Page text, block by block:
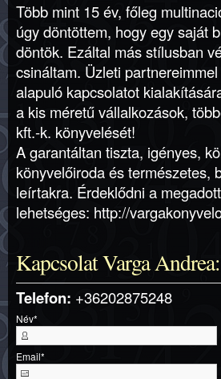
Több mint 15 év, főleg
úgy döntöttem, hogy egy saját
döntök. Ezáltal más stílusban
csináltam. Üzleti
alapuló kapcsolatot
a kis méretű vállalkozások,
kft.-k. könyvelését!
A garantáltan tiszta, igényes,
könyvelőiroda és természetes,
leírtakra. Érdeklődni a
lehetséges: http://
Kapcsolat Varga
Telefon: +36202875248
Név*
Email*